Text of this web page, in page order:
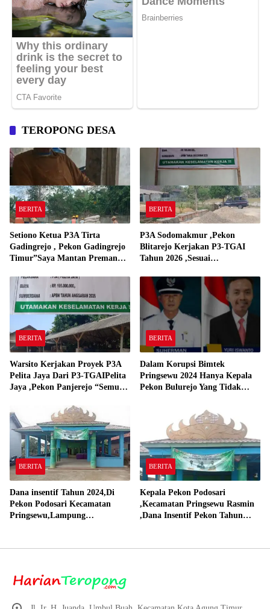
TEROPONG DESA
BERITA
Setiono Ketua P3A Tirta
Gadingrejo , Pekon Gadingrejo
Timur”Saya Mantan Preman
Gadingrejo Tahun 2000″
BERITA
P3A Sodomakmur ,Pekon
Blitarejo Kerjakan P3-TGAI
Tahun 2026 ,Sesuai
BERITA
Warsito Kerjakan Proyek P3A
Pelita Jaya Dari P3-TGAIPelita
Jaya ,Pekon Panjerejo “Semua
BERITA
Dalam Korupsi Bimtek
Pringsewu 2024 Hanya Kepala
Pekon Bulurejo Yang Tidak
BERITA
Dana insentif Tahun 2024,Di
Pekon Podosari Kecamatan
Pringsewu,Lampung
BERITA
Kepala Pekon Podosari
,Kecamatan Pringsewu Rasmin
,Dana Insentif Pekon Tahun